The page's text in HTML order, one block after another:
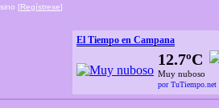
[Regístrese]
El Tiempo en Campana
12.7ºC
Muy nuboso
por TuTiempo.net